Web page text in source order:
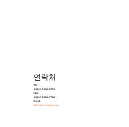
연락처
TEL:
886-2-2906-6726
FAX:
886-2-2906-7266
Email:
info@pro-crown.com